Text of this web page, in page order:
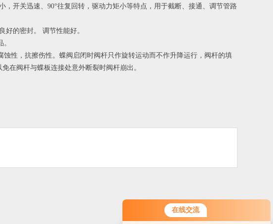
在线交流
开关迅速、90°往复回转，驱动力矩小等特点，用于截断、接通、调节管路
的密封。 调节性能好。
性，抗擦伤性。蝶阀启闭时阀杆只作旋转运动而不作升降运行，阀杆的填
在阀杆与蝶板连接处意外断裂时阀杆崩出。